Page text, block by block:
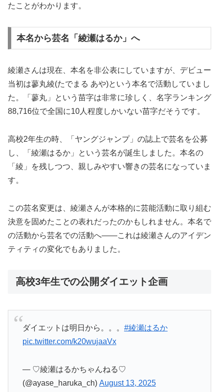
たことがわかります。
本名から芸名「綾瀬はるか」へ
綾瀬さんは現在、本名を非公表にしていますが、デビュー
当初は蓼丸綾(たでまる あや)という本名で活動していまし
た。「蓼丸」という苗字は非常に珍しく、名字ランキング
88,716位で全国に10人程度しかいない苗字だそうです。
高校2年生の時、「ヤングジャンプ」の誌上で芸名を公募
し、「綾瀬はるか」という芸名が誕生しました。本名の
「綾」を残しつつ、親しみやすい響きの芸名になっていま
す。
この芸名変更は、綾瀬さんが本格的に芸能活動に取り組む
決意を固めたことの表れだったのかもしれません。本名で
の活動から芸名での活動へ――これは綾瀬さんのアイデン
ティティの変化でもありました。
高校3年生での公開ダイエット企画
ダイエットは明日から。。。 #綾瀬はるか
pic.twitter.com/k20wujaaVx
— ♡綾瀬はるかちゃんねる♡
(@ayase_haruka_ch) August 13, 2025